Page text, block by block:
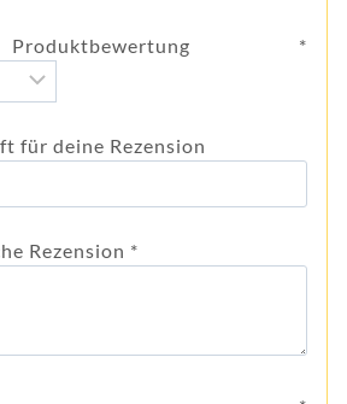
*
für deine Rezension
Rezension *